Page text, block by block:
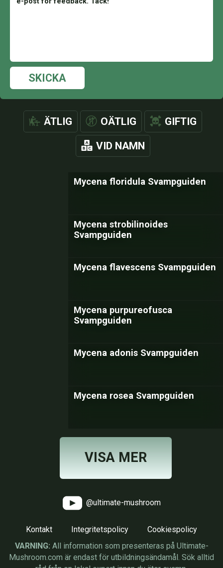
SKICKA
ÄTLIG OÄTLIG GIFTIG
VID NAMN
Mycena floridula Svampguiden
Mycena strobilinoides
Svampguiden
Mycena flavescens Svampguiden
Mycena purpureofusca
Svampguiden
Mycena adonis Svampguiden
Mycena rosea Svampguiden
VISA MER
@ultimate-mushroom
Kontakt Integritetspolicy
Cookiespolicy
VARNING: All information som presenteras på Ultimate-
Mushroom.com är endast för utbildningsändamål. Sök alltid